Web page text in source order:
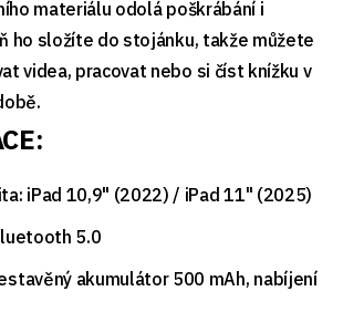
materiálu odolá poškrábání i
ho složíte do stojánku, takže můžete
videa, pracovat nebo si číst knížku v
iPad 10,9" (2022) / iPad 11" (2025)
5.0
akumulátor 500 mAh, nabíjení